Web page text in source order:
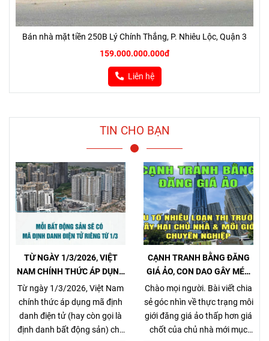
Bán nhà mặt tiền 250B Lý Chính Thắng, P. Nhiêu Lộc, Quận 3
159.000.000.000đ
Liên hệ
TIN CHO BẠN
TỪ NGÀY 1/3/2026, VIỆT
NAM CHÍNH THỨC ÁP DỤNG
MÃ ĐỊNH DANH BẤT ĐỘNG
SẢN
Từ ngày 1/3/2026, Việt Nam
chính thức áp dụng mã định
danh điện tử (hay còn gọi là
định danh bất động sản) cho
CẠNH TRANH BẰNG ĐĂNG
GIÁ ẢO, CON DAO GÂY MÉO
MÓ THỊ TRƯỜNG, GÂY HẠI
CHỦ NHÀ VÀ NHÀ MÔI GIỚI
CHÂN CHÍNH
Chào mọi người. Bài viết chia
sẻ góc nhìn về thực trạng môi
giới đăng giá ảo thấp hơn giá
chốt của chủ nhà mới mục